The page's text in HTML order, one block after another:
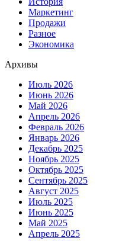
Маркетинг
Продажи
Разное
Экономика
Архивы
Июль 2026
Июнь 2026
Май 2026
Апрель 2026
Февраль 2026
Январь 2026
Декабрь 2025
Ноябрь 2025
Октябрь 2025
Сентябрь 2025
Август 2025
Июль 2025
Июнь 2025
Май 2025
Апрель 2025